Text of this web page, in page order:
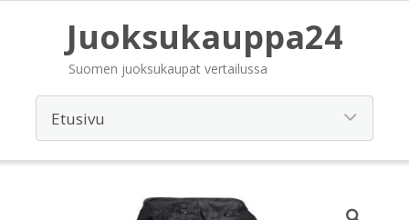
Juoksukauppa24
Suomen juoksukaupat vertailussa